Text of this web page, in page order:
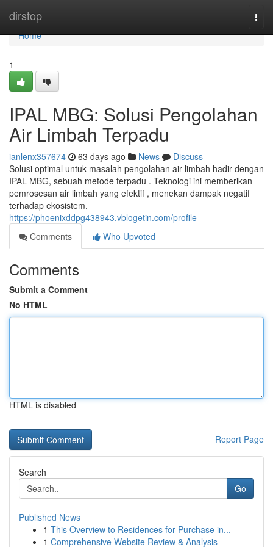
dirstop
Home
Home
1
IPAL MBG: Solusi Pengolahan
Air Limbah Terpadu
ianlenx357674 63 days ago News
Discuss
Solusi optimal untuk masalah pengolahan air limbah hadir dengan
IPAL MBG, sebuah metode terpadu . Teknologi ini memberikan
pemrosesan air limbah yang efektif , menekan dampak negatif
terhadap ekosistem.
https://phoenixddpg438943.vblogetin.com/profile
Comments
Who Upvoted
Comments
Submit a Comment
No HTML
HTML is disabled
Report Page
Search
Go
Published News
1 This Overview to Residences for Purchase in...
1 Comprehensive Website Review & Analysis